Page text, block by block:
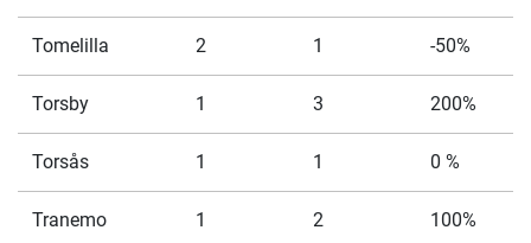
Tomelilla 2 1 -50%
Torsby 1 3 200%
Torsås 1 1 0 %
Tranemo 1 2 100%